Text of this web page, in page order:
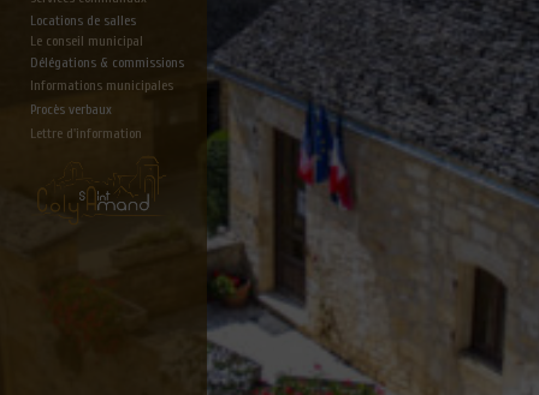
Locations de salles
Le conseil municipal
Délégations & commissions
Informations municipales
Lettre d'information
Procès verbaux